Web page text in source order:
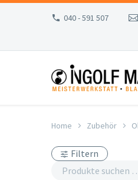
040 - 591 507
Home Zubehör
Filtern